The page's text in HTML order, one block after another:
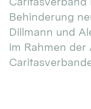
Behinderung
Dillmann und
im Rahmen